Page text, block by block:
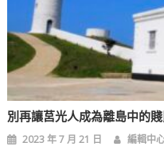
別再讓莒光人成為離島中的
2023 年 7 月 21 日 編輯中